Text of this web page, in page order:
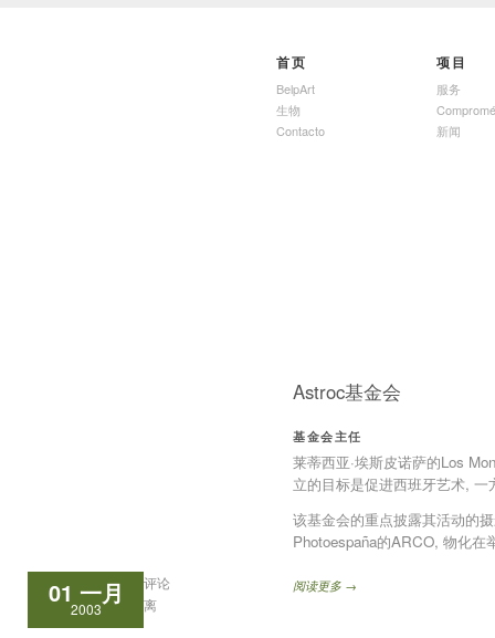
首页
BelpArt
生物
Contacto
项目
服务
新闻
01 一月
2003
评论
离
Astroc基金会
基金会主任
莱蒂西亚·埃斯皮诺萨的Los
立的目标是促进西班牙艺术,
该基金会的重点披露其活动的
Photoespaña的ARCO, 物化在
阅读更多 →